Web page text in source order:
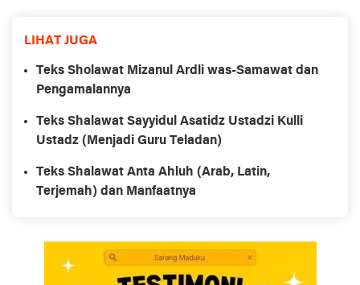
LIHAT JUGA
Teks Sholawat Mizanul Ardli was-Samawat dan
Pengamalannya
Teks Shalawat Sayyidul Asatidz Ustadzi Kulli
Ustadz (Menjadi Guru Teladan)
Teks Shalawat Anta Ahluh (Arab, Latin,
Terjemah) dan Manfaatnya